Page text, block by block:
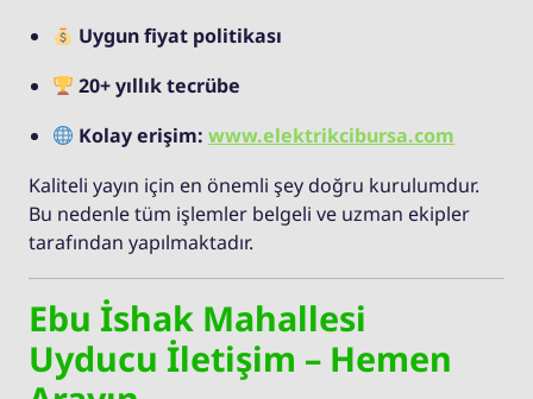
Uygun fiyat politikası
20+ yıllık tecrübe
Kolay erişim:www.elektrikcibursa.com
Kaliteli yayın için en önemli şey doğru kurulumdur.
Bu nedenle tüm işlemler belgeli ve uzman ekipler
tarafından yapılmaktadır.
Ebu İshak Mahallesi
Uyducu İletişim – Hemen